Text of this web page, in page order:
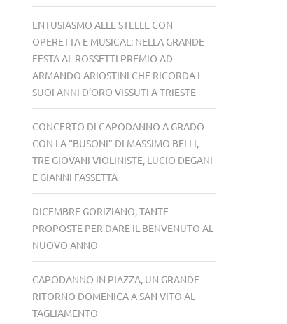
ENTUSIASMO ALLE STELLE CON
OPERETTA E MUSICAL: NELLA GRANDE
FESTA AL ROSSETTI PREMIO AD
ARMANDO ARIOSTINI CHE RICORDA I
SUOI ANNI D’ORO VISSUTI A TRIESTE
CONCERTO DI CAPODANNO A GRADO
CON LA “BUSONI” DI MASSIMO BELLI,
TRE GIOVANI VIOLINISTE, LUCIO DEGANI
E GIANNI FASSETTA
DICEMBRE GORIZIANO, TANTE
PROPOSTE PER DARE IL BENVENUTO AL
NUOVO ANNO
CAPODANNO IN PIAZZA, UN GRANDE
RITORNO DOMENICA A SAN VITO AL
TAGLIAMENTO